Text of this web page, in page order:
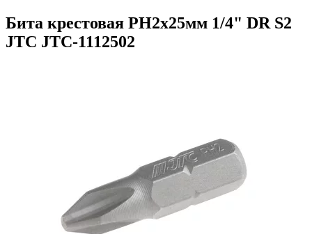
Бита крестовая PH2х25мм 1/4" DR S2
JTC JTC-1112502